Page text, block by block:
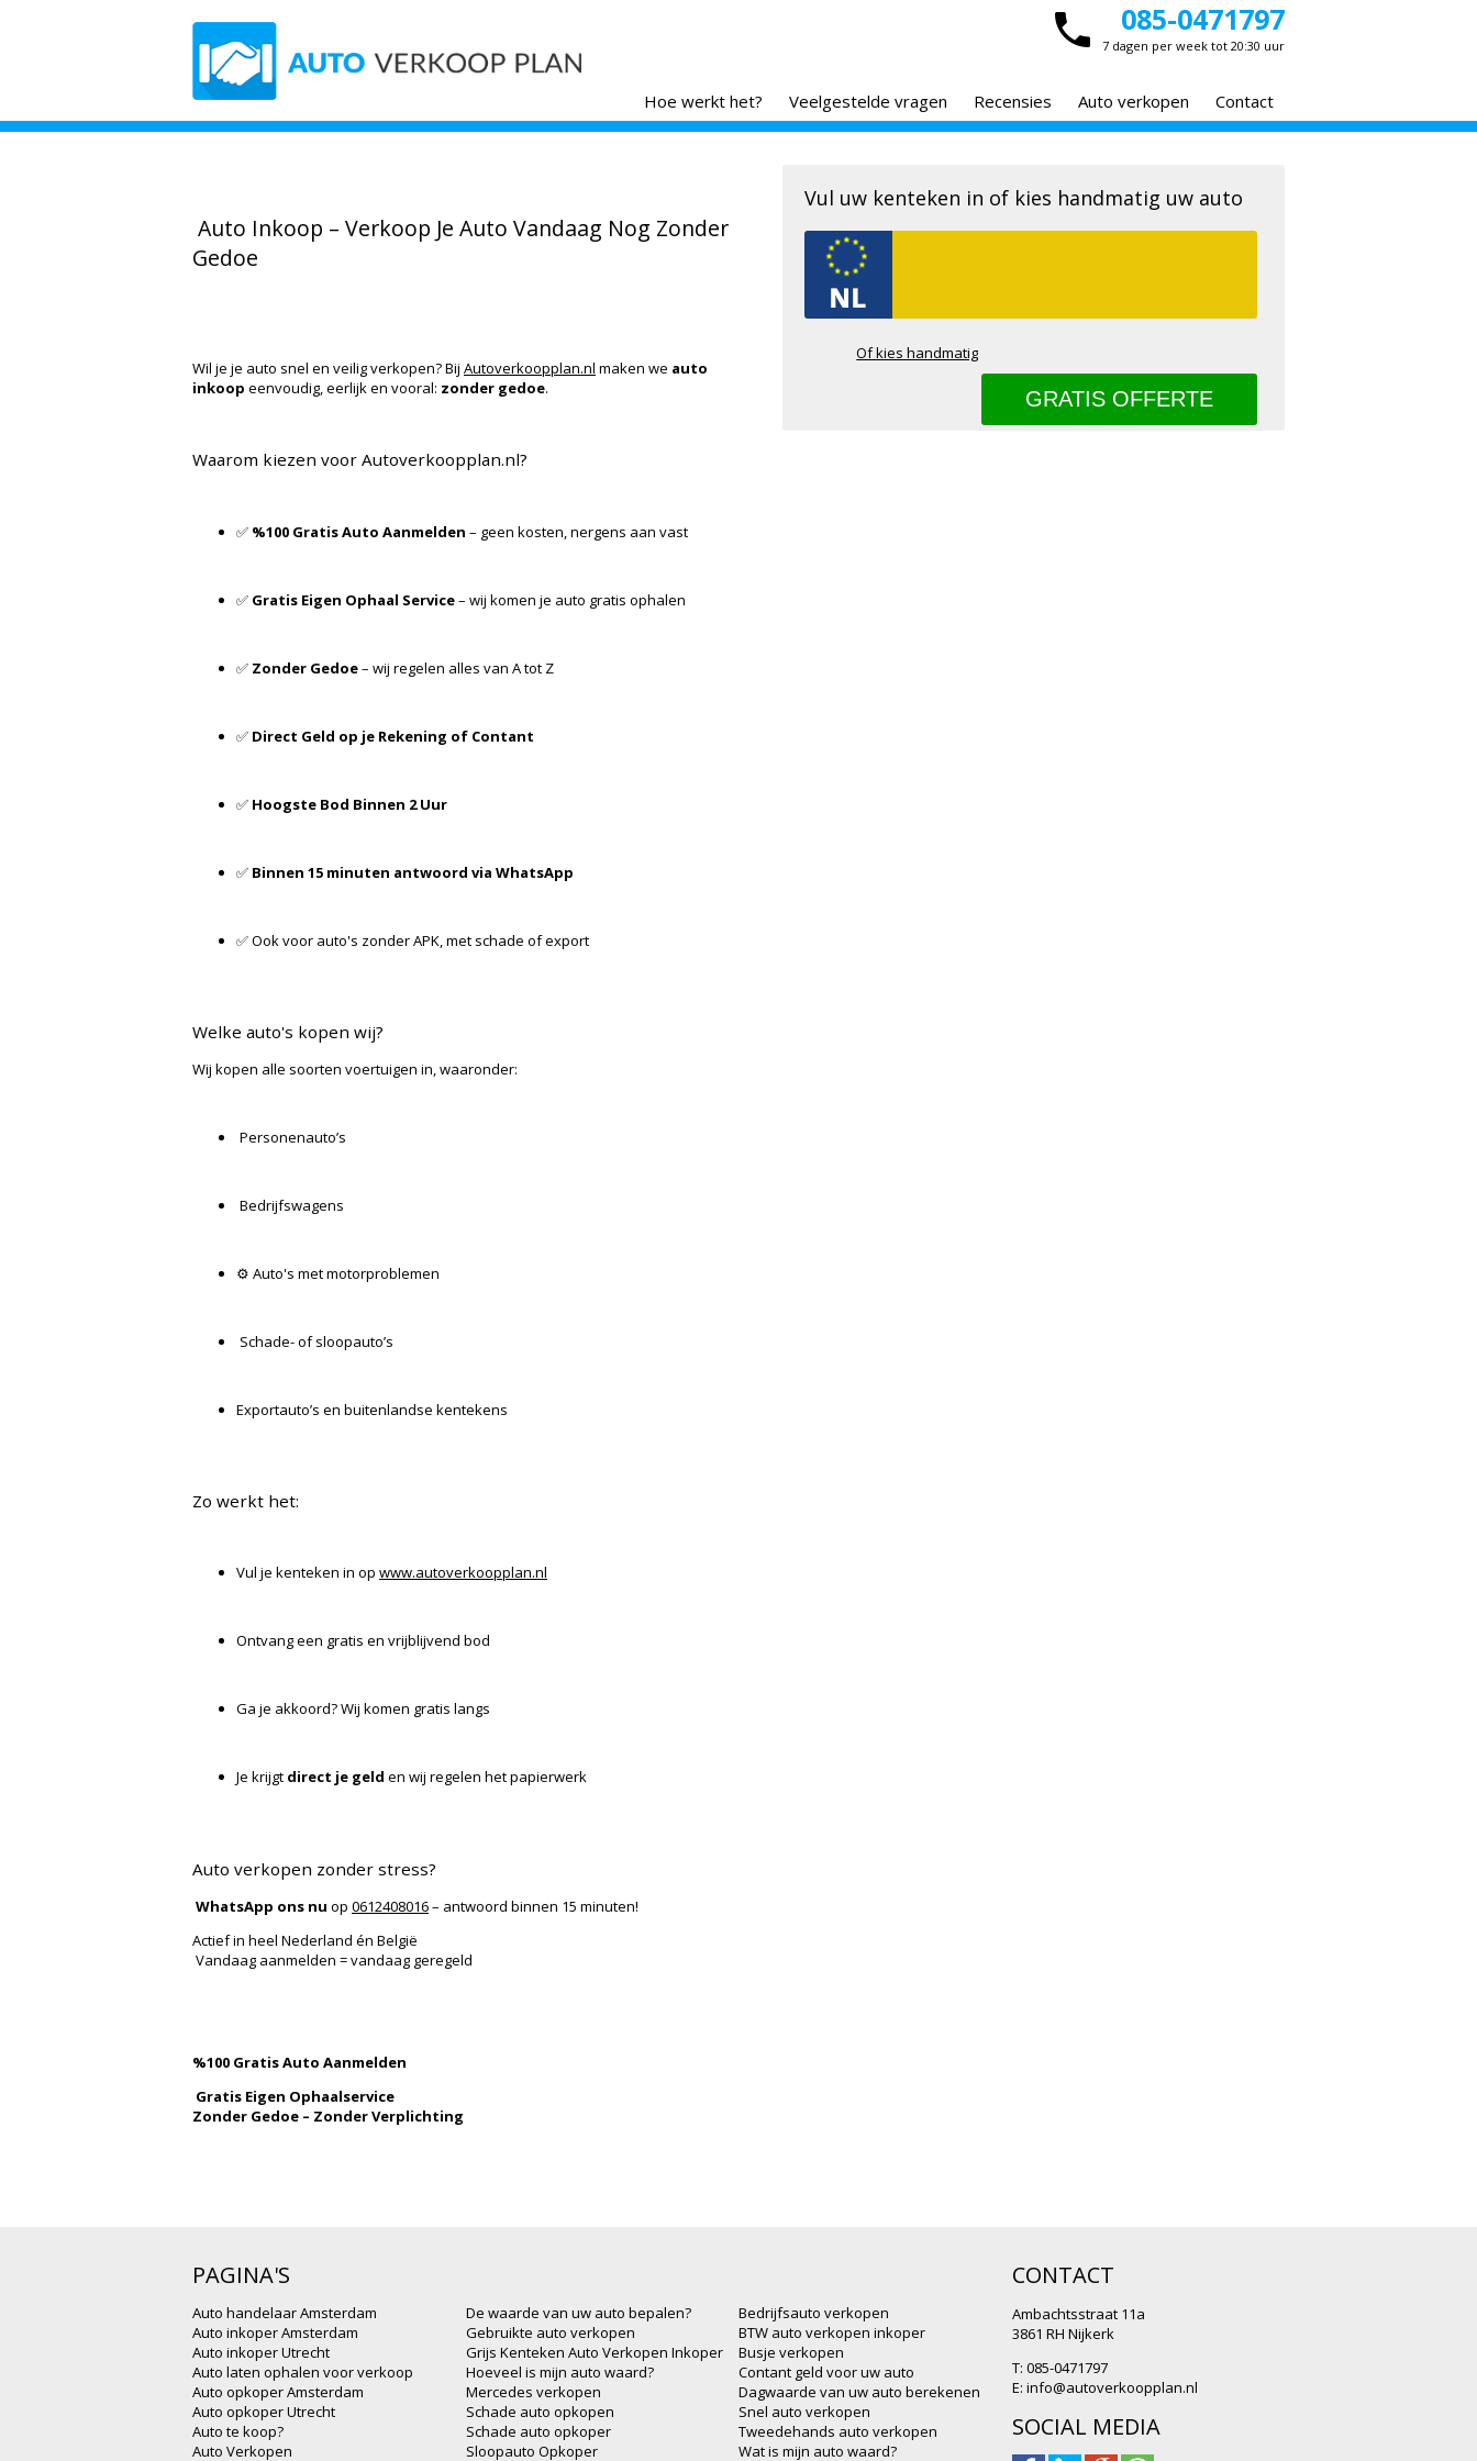
085-0471797
7 dagen per week tot 20:30 uur
Hoe werkt het? Veelgestelde vragen Recensies Auto verkopen Contact
Auto Inkoop – Verkoop Je Auto Vandaag Nog Zonder
Gedoe
Wil je je auto snel en veilig verkopen? Bij Autoverkoopplan.nl maken we auto
inkoop eenvoudig, eerlijk en vooral: zonder gedoe.
Waarom kiezen voor Autoverkoopplan.nl?
✅ %100 Gratis Auto Aanmelden – geen kosten, nergens aan vast
✅ Gratis Eigen Ophaal Service– wij komen je auto gratis ophalen
✅ Zonder Gedoe– wij regelen alles van A tot Z
✅ Direct Geld op je Rekening of Contant
✅ Hoogste Bod Binnen 2 Uur
✅ Binnen 15 minuten antwoord via WhatsApp
✅ Ook voor auto's zonder APK, met schade of export
Welke auto's kopen wij?
Wij kopen alle soorten voertuigen in, waaronder:
Personenauto’s
Bedrijfswagens
⚙️ Auto's met motorproblemen
Schade- of sloopauto’s
Exportauto’s en buitenlandse kentekens
Zo werkt het:
Vul je kenteken in op www.autoverkoopplan.nl
Ontvang een gratis en vrijblijvend bod
Ga je akkoord? Wij komen gratis langs
Je krijgt direct je geld en wij regelen het papierwerk
Auto verkopen zonder stress?
WhatsApp ons nu op 0612408016– antwoord binnen 15 minuten!
Actief in heel Nederland én België
Vandaag aanmelden = vandaag geregeld
%100 Gratis Auto Aanmelden
Gratis Eigen Ophaalservice
Zonder Gedoe – Zonder Verplichting
Vul uw kenteken in of kies handmatig uw auto
Of kies handmatig
PAGINA'S
Auto handelaar Amsterdam
Auto inkoper Amsterdam
Auto inkoper Utrecht
Auto laten ophalen voor verkoop
Auto opkoper Amsterdam
Auto opkoper Utrecht
Auto te koop?
Auto Verkopen
De waarde van uw auto bepalen?
Gebruikte auto verkopen
Grijs Kenteken Auto Verkopen Inkoper
Hoeveel is mijn auto waard?
Mercedes verkopen
Schade auto opkopen
Schade auto opkoper
Sloopauto Opkoper
Bedrijfsauto verkopen
BTW auto verkopen inkoper
Busje verkopen
Contant geld voor uw auto
Dagwaarde van uw auto berekenen
Snel auto verkopen
Tweedehands auto verkopen
Wat is mijn auto waard?
CONTACT
Ambachtsstraat 11a
3861 RH Nijkerk
T: 085-0471797
E: info@autoverkoopplan.nl
SOCIAL MEDIA